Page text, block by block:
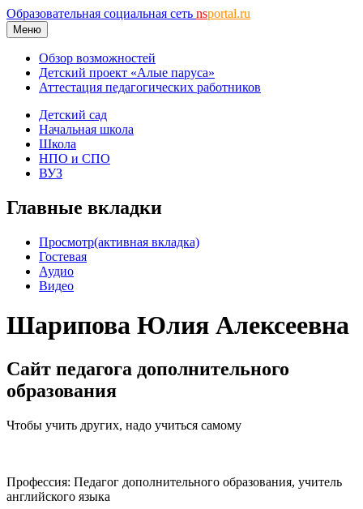
Образовательная социальная сеть nsportal.ru
Меню
Обзор возможностей
Детский проект «Алые паруса»
Аттестация педагогических работников
Детский сад
Начальная школа
Школа
НПО и СПО
ВУЗ
Главные вкладки
Просмотр(активная вкладка)
Гостевая
Аудио
Видео
Шарипова Юлия Алексеевна
Сайт педагога дополнительного
образования
Чтобы учить других, надо учиться самому
Профессия: Педагог дополнительного образования, учитель
английского языка